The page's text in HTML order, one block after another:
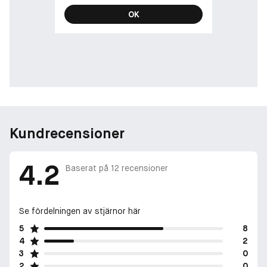
OK
Kundrecensioner
4.2 Baserat på 12 recensioner
Se fördelningen av stjärnor här
5
8
4
2
3
0